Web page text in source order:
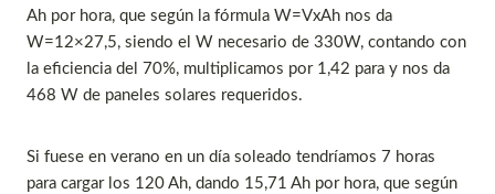
Ah por hora, que según la fórmula W=VxAh nos da
W=12×27,5, siendo el W necesario de 330W, contando con
la eficiencia del 70%, multiplicamos por 1,42 para y nos da
468 W de paneles solares requeridos.
Si fuese en verano en un día soleado tendríamos 7 horas
para cargar los 120 Ah, dando 15,71 Ah por hora, que según